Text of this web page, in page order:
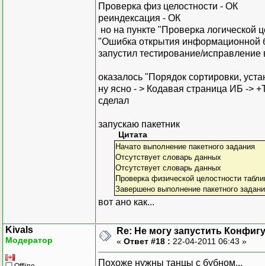
Проверка физ целостности - ОК
реиндексация - ОК
но на пункте "Проверка логической
"Ошибка открытия информационной
запустил тестирование/исправление
оказалось "Порядок сортировки,
ну ясно - > Кодавая страница ИБ ->
сделал
запускаю пакетник
Цитата
Начато выполнение пакетного задания
Отсутствует словарь данных
Отсутствует словарь данных
Проверка физической целостности
Завершено выполнение пакетного
вот ано как...
Kivals
Модератор
Re: Не могу запустить
« Ответ #18 : 22-04-2011 06:43 »
Похоже нужны танцы с бубном...